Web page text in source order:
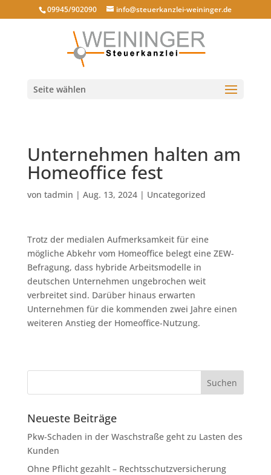
09945/902090 info@steuerkanzlei-weininger.de
Seite wählen
Unternehmen halten am
Homeoffice fest
von tadmin | Aug. 13, 2024| Uncategorized
Trotz der medialen Aufmerksamkeit für eine
mögliche Abkehr vom Homeoffice belegt eine ZEW-
Befragung, dass hybride Arbeitsmodelle in
deutschen Unternehmen ungebrochen weit
verbreitet sind. Darüber hinaus erwarten
Unternehmen für die kommenden zwei Jahre einen
weiteren Anstieg der Homeoffice-Nutzung.
Neueste Beiträge
Pkw-Schaden in der Waschstraße geht zu Lasten des
Kunden
Ohne Pflicht gezahlt – Rechtsschutzversicherung